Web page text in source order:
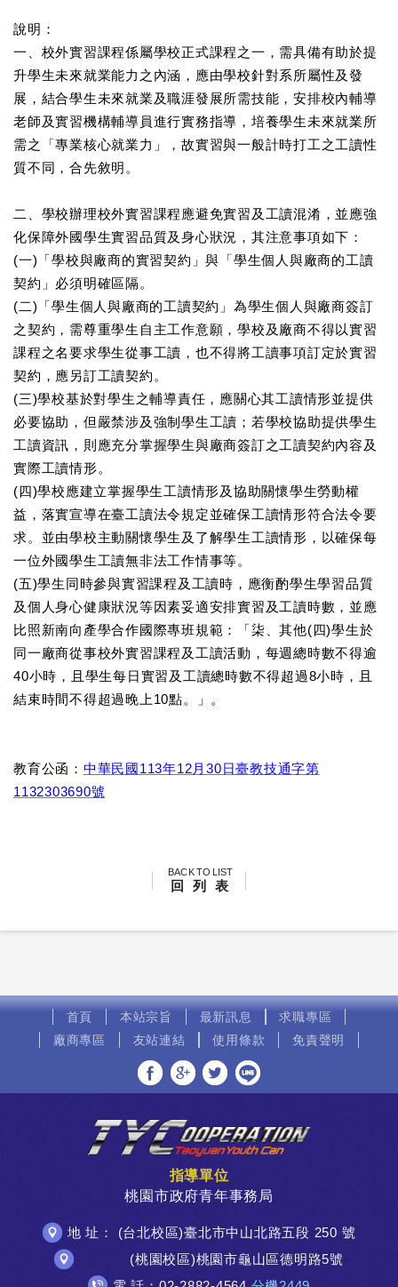
說明：
一、校外實習課程係屬學校正式課程之一，需具備有助於提
升學生未來就業能力之內涵，應由學校針對系所屬性及發
展，結合學生未來就業及職涯發展所需技能，安排校內輔導
老師及實習機構輔導員進行實務指導，培養學生未來就業所
需之「專業核心就業力」，故實習與一般計時打工之工讀性
質不同，合先敘明。
二、學校辦理校外實習課程應避免實習及工讀混淆，並應強
化保障外國學生實習品質及身心狀況，其注意事項如下：
(一)「學校與廠商的實習契約」與「學生個人與廠商的工讀
契約」必須明確區隔。
(二)「學生個人與廠商的工讀契約」為學生個人與廠商簽訂
之契約，需尊重學生自主工作意願，學校及廠商不得以實習
課程之名要求學生從事工讀，也不得將工讀事項訂定於實習
契約，應另訂工讀契約。
(三)學校基於對學生之輔導責任，應關心其工讀情形並提供
必要協助，但嚴禁涉及強制學生工讀；若學校協助提供學生
工讀資訊，則應充分掌握學生與廠商簽訂之工讀契約內容及
實際工讀情形。
(四)學校應建立掌握學生工讀情形及協助關懷學生勞動權
益，落實宣導在臺工讀法令規定並確保工讀情形符合法令要
求。並由學校主動關懷學生及了解學生工讀情形，以確保每
一位外國學生工讀無非法工作情事等。
(五)學生同時參與實習課程及工讀時，應衡酌學生學習品質
及個人身心健康狀況等因素妥適安排實習及工讀時數，並應
比照新南向產學合作國際專班規範：「柒、其他(四)學生於
同一廠商從事校外實習課程及工讀活動，每週總時數不得逾
40小時，且學生每日實習及工讀總時數不得超過8小時，且
結束時間不得超過晚上10點。」。
教育公函： 中華民國113年12月30日臺教技通字第
1132303690號
BACK TO LIST
回 列 表
首頁 本站宗旨 最新訊息
求職專區
廠商專區
友站連結 使用條款 免責聲明
分享至Facebook
分享至Google+
分享至Twitter
指導單位
桃園市政府青年事務局
地 址： (台北校區)臺北市中山北路五段 250 號
(桃園校區)桃園市龜山區德明路5號